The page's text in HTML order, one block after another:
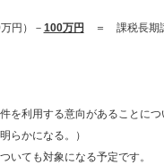
円）－ 100万円 ＝ 課税長期
を利用する意向があることにつ
らかになる。）
いても対象になる予定です。